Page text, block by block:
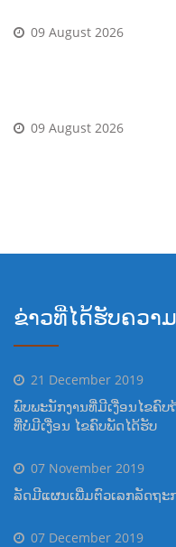
09 August 2026
09 August 2026
ຂ່າວທີ່ໄດ້ຮັບຄວາ
21 December 2019
ພົບພະນັກງານທີ່ມີເງື່ອນໄຂຄົ
ທີ່ບໍ່ມີເງື່ອນ ໄຂຄົບພັດໄດ້ຮັບ
07 November 2019
ລັດມີແຜນເພີ່ມຕົວເລກລັດຖ
07 December 2019